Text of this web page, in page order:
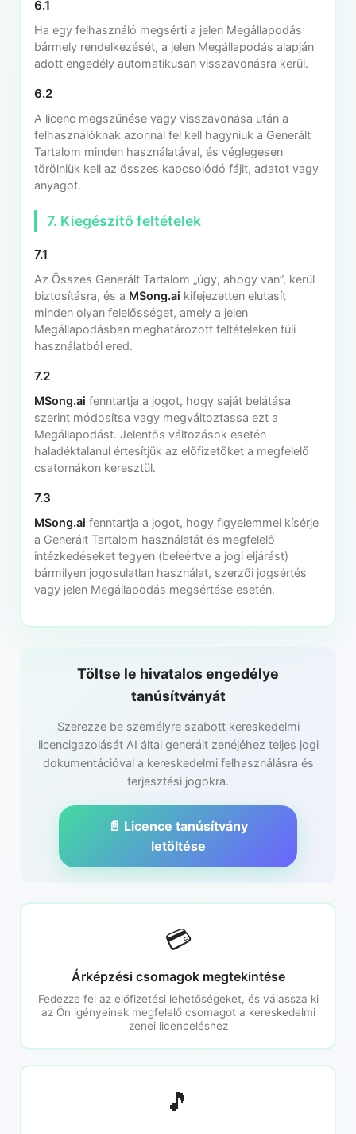
6.1
Ha egy felhasználó megsérti a jelen Megállapodás
bármely rendelkezését, a jelen Megállapodás alapján
adott engedély automatikusan visszavonásra kerül.
6.2
A licenc megszűnése vagy visszavonása után a
felhasználóknak azonnal fel kell hagyniuk a Generált
Tartalom minden használatával, és véglegesen
törölniük kell az összes kapcsolódó fájlt, adatot vagy
anyagot.
7. Kiegészítő feltételek
7.1
Az Összes Generált Tartalom „úgy, ahogy van”, kerül
biztosításra, és a MSong.ai kifejezetten elutasít
minden olyan felelősséget, amely a jelen
Megállapodásban meghatározott feltételeken túli
használatból ered.
7.2
MSong.ai fenntartja a jogot, hogy saját belátása
szerint módosítsa vagy megváltoztassa ezt a
Megállapodást. Jelentős változások esetén
haladéktalanul értesítjük az előfizetőket a megfelelő
csatornákon keresztül.
7.3
MSong.ai fenntartja a jogot, hogy figyelemmel kísérje
a Generált Tartalom használatát és megfelelő
intézkedéseket tegyen (beleértve a jogi eljárást)
bármilyen jogosulatlan használat, szerzői jogsértés
vagy jelen Megállapodás megsértése esetén.
Töltse le hivatalos engedélye
tanúsítványát
Szerezze be személyre szabott kereskedelmi
licencigazolását AI által generált zenéjéhez teljes jogi
dokumentációval a kereskedelmi felhasználásra és
terjesztési jogokra.
📄 Licence tanúsítvány
letöltése
💳
Árképzési csomagok megtekintése
Fedezze fel az előfizetési lehetőségeket, és válassza ki
az Ön igényeinek megfelelő csomagot a kereskedelmi
zenei licenceléshez
🎵